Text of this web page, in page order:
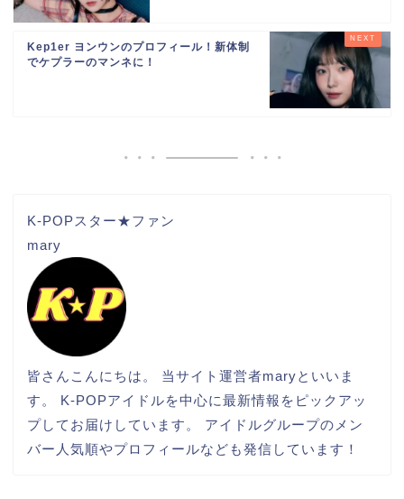
Kep1er ヨンウンのプロフィール！新体制
でケプラーのマンネに！
K-POPスター★ファン
mary
皆さんこんにちは。 当サイト運営者maryといいま
す。 K-POPアイドルを中心に最新情報をピックアッ
プしてお届けしています。 アイドルグループのメン
バー人気順やプロフィールなども発信しています！